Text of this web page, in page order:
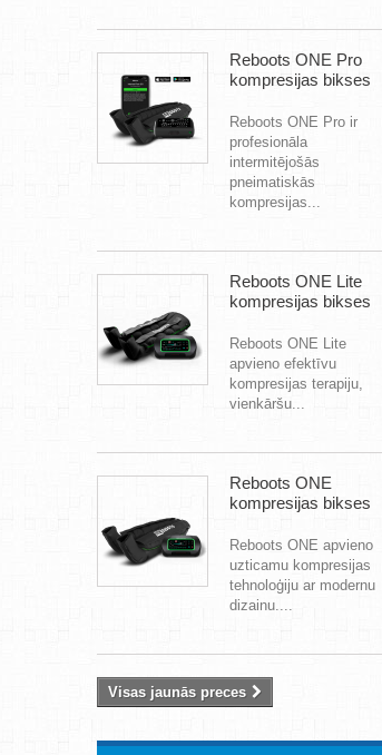
Reboots ONE Pro
kompresijas bikses
Reboots ONE Pro ir
profesionāla
intermitējošās
pneimatiskās
kompresijas...
Reboots ONE Lite
kompresijas bikses
Reboots ONE Lite
apvieno efektīvu
kompresijas terapiju,
vienkāršu...
Reboots ONE
kompresijas bikses
Reboots ONE apvieno
uzticamu kompresijas
tehnoloģiju ar modernu
dizainu....
Visas jaunās preces